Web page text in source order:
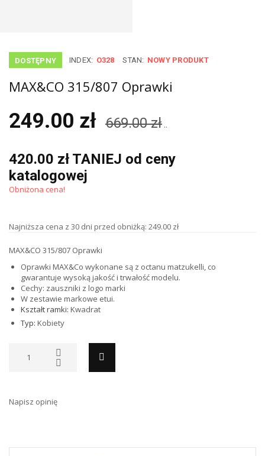
DOSTĘPNY INDEX: O328 STAN: NOWY PRODUKT
MAX&CO 315/807 Oprawki
249.00 zł 669.00 zł ..
420.00 zł TANIEJ od ceny
katalogowej
Obniżona cena!
Najniższa cena z 30 dni przed obniżką: 249.00 zł
MAX&CO 315/807 Oprawki
Oprawki MAX&Co wykonane są z octanu matzukelli, co
gwarantuje wysoką jakość i trwałość modelu.
Cechy: zauszniki z logo marki
W zestawie markowe etui.
Kształt ramki: Kwadrat
Typ: Kobiety
Napisz opinię